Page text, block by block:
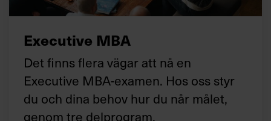
Executive MBA
Det finns flera vägar att nå en
Executive MBA-examen. Hos oss styr
du och dina behov hur du når målet,
genom tre delprogram.